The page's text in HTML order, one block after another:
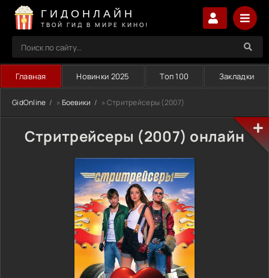
ГИДОНЛАЙН
ТВОЙ ГИД В МИРЕ КИНО!
Главная Новинки 2025 Топ 100 Закладки
GidOnline » Боевики » Стритрейсеры (2007)
Стритрейсеры (2007) онлайн